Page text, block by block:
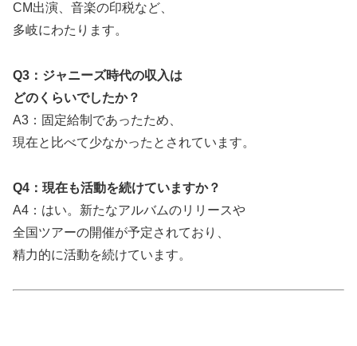
CM出演、音楽の印税など、
多岐にわたります。
Q3：ジャニーズ時代の収入は
どのくらいでしたか？
A3：固定給制であったため、
現在と比べて少なかったとされています。
Q4：現在も活動を続けていますか？
A4：はい。新たなアルバムのリリースや
全国ツアーの開催が予定されており、
精力的に活動を続けています。